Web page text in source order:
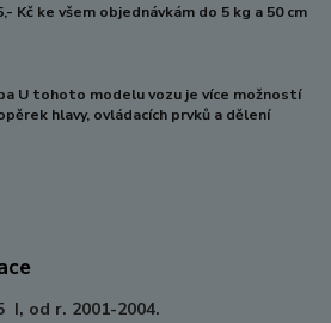
Kč ke všem objednávkám do 5 kg a 50 cm
U tohoto modelu vozu je více možností
hlavy, ovládacích prvků a dělení
od r. 2001-2004.